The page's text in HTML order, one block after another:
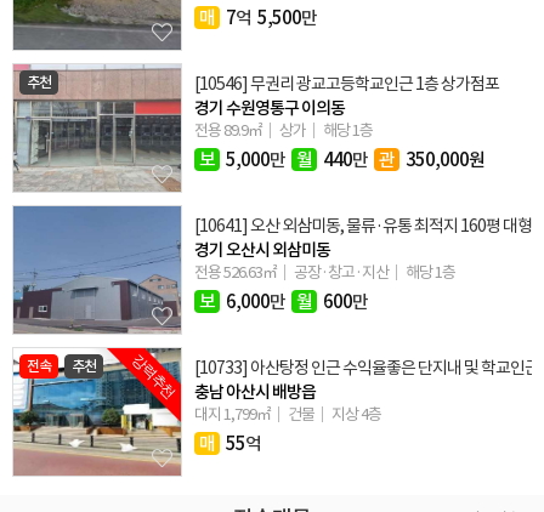
매 7억 5,500만
추천
[10546] 무권리 광교고등학교인근 1층 상가점포
경기 수원영통구 이의동
전용 89.9㎡ 상가 해당 1층
보 5,000만 월 440만 관 350,000원
[10641] 오산 외삼미동, 물류·유통 최적지 160평 대형
경기 오산시 외삼미동
전용 526.63㎡ 공장·창고·지산 해당 1층
보 6,000만 월 600만
강력추천
전속 추천
[10733] 아산탕정 인근 수익율좋은 단지내 및 학교인근
충남 아산시 배방읍
대지 1,799㎡ 건물 지상 4층
매 55억